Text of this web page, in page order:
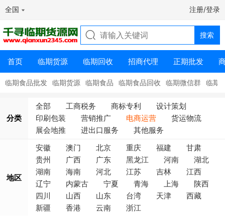
全国 注册/登录
首页 临期货源 临期回收 招商代理 正期批发
临期食品批发 临期货源 临期食品 临期食品回收 临期微信群 临期
分类
全部 工商税务 商标专利
设计策划
印刷包装
营销推广 电商运营
货运物流
展会地推
进出口服务 其他服务
地区
安徽 澳门 北京 重庆 福建
甘肃
贵州
广西 广东 黑龙江 河南
湖北
湖南
海南 河北 江苏 吉林
江西
辽宁
内蒙古 宁夏 青海 上海
陕西
四川
山西 山东 台湾 天津
西藏
新疆
香港 云南 浙江